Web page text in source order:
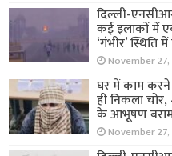
दिल्ली-
कई इलाकों में
‘गंभीर’ स्थिति
November 27,
घर में काम करने
ही निकला
के आभूषण
November 27,